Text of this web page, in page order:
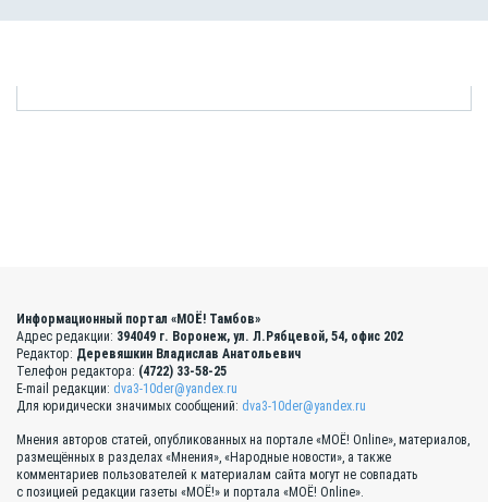
Информационный портал «МОЁ! Тамбов»
Адрес редакции: 394049 г. Воронеж, ул. Л.Рябцевой, 54, офис 202
Редактор: Деревяшкин Владислав Анатольевич
Телефон редактора: (4722) 33-58-25
E-mail редакции: dva3-10der@yandex.ru
Для юридически значимых сообщений: dva3-10der@yandex.ru
Мнения авторов статей, опубликованных на портале «МОЁ! Online», материалов,
размещённых в разделах «Мнения», «Народные новости», а также
комментариев пользователей к материалам сайта могут не совпадать
с позицией редакции газеты «МОЁ!» и портала «МОЁ! Online».